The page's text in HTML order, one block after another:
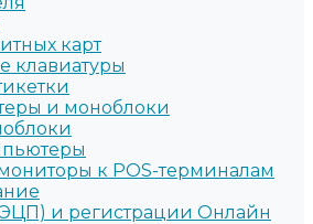
карт
клавиатуры
и моноблоки
к POS-терминалам
и регистрации Онлайн